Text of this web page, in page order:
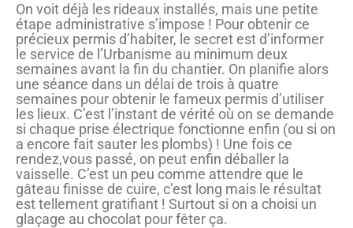
On voit déjà les rideaux installés, mais une petite
étape administrative s’impose ! Pour obtenir ce
précieux permis d’habiter, le secret est d’informer
le service de l’Urbanisme au minimum deux
semaines avant la fin du chantier. On planifie alors
une séance dans un délai de trois à quatre
semaines pour obtenir le fameux permis d’utiliser
les lieux. C’est l’instant de vérité où on se demande
si chaque prise électrique fonctionne enfin (ou si on
a encore fait sauter les plombs) ! Une fois ce
rendez,vous passé, on peut enfin déballer la
vaisselle. C’est un peu comme attendre que le
gâteau finisse de cuire, c’est long mais le résultat
est tellement gratifiant ! Surtout si on a choisi un
glaçage au chocolat pour fêter ça.